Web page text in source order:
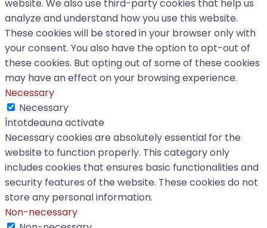
website. We also use third-party cookies that help us
analyze and understand how you use this website.
These cookies will be stored in your browser only with
your consent. You also have the option to opt-out of
these cookies. But opting out of some of these cookies
may have an effect on your browsing experience.
Necessary
Necessary
Întotdeauna activate
Necessary cookies are absolutely essential for the
website to function properly. This category only
includes cookies that ensures basic functionalities and
security features of the website. These cookies do not
store any personal information.
Non-necessary